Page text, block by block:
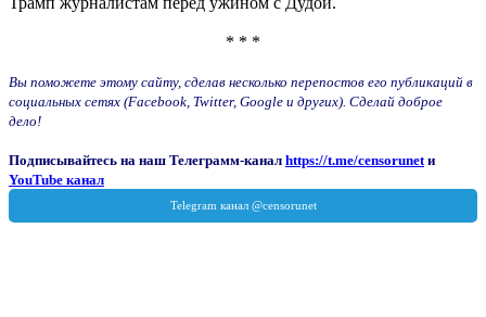
* * *
Вы поможете этому сайту, сделав несколько перепостов его публикаций в
социальных сетях (Facebook, Twitter, Google и других). Сделай доброе
дело!
Подписывайтесь на наш Телеграмм-канал https://t.me/censorunet и
YouTube канал